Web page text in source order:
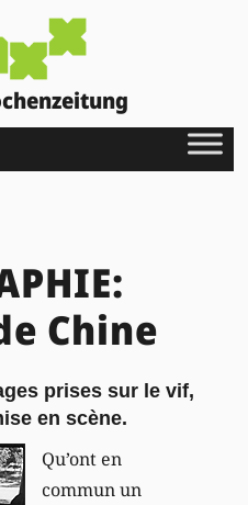
Chine
prises sur le vif,
en scène.
Qu’ont en
commun un